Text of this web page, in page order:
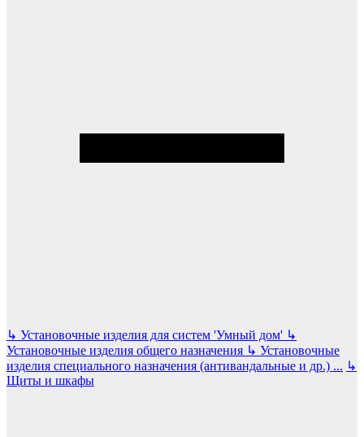
↳ Установочные изделия для систем 'Умный дом' ↳
Установочные изделия общего назначения ↳ Установочные
изделия специального назначения (антивандальные и др.) ... ↳
Щиты и шкафы